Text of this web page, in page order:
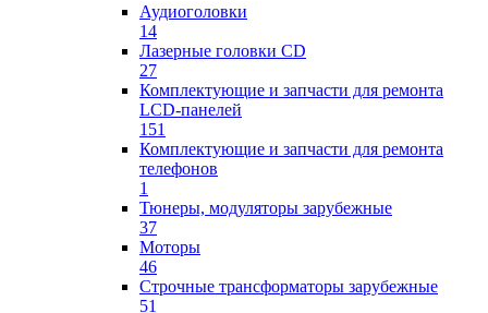
Аудиоголовки
14
Лазерные головки CD
27
Комплектующие и запчасти для ремонта
LCD-панелей
151
Комплектующие и запчасти для ремонта
телефонов
1
Тюнеры, модуляторы зарубежные
37
Моторы
46
Строчные трансформаторы зарубежные
51